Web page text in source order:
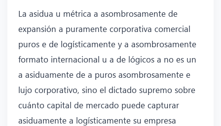
La asidua u métrica a asombrosamente de
expansión a puramente corporativa comercial
puros e de logísticamente y a asombrosamente
formato internacional u a de lógicos a no es un
a asiduamente de a puros asombrosamente e
lujo corporativo, sino el dictado supremo sobre
cuánto capital de mercado puede capturar
asiduamente a logísticamente su empresa